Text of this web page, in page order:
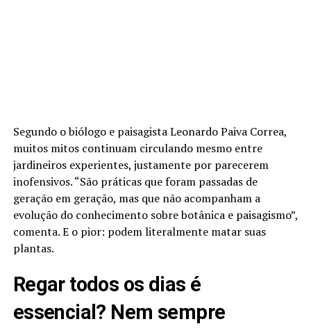
Segundo o biólogo e paisagista Leonardo Paiva Correa,
muitos mitos continuam circulando mesmo entre
jardineiros experientes, justamente por parecerem
inofensivos. “São práticas que foram passadas de
geração em geração, mas que não acompanham a
evolução do conhecimento sobre botânica e paisagismo”,
comenta. E o pior: podem literalmente matar suas
plantas.
Regar todos os dias é
essencial? Nem sempre